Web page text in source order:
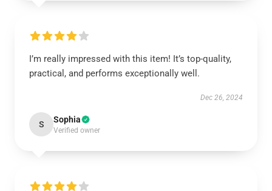
I’m really impressed with this item! It’s top-quality,
practical, and performs exceptionally well.
Dec 26, 2024
S Sophia
Verified owner